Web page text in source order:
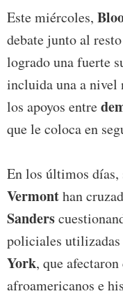
Este miércoles,
debate junto al
logrado una fuerte
incluida una a nivel
los apoyos entre
que le coloca en
En los últimos días,
Vermonthan
Sanders
policiales
York, que
afroamericanos e